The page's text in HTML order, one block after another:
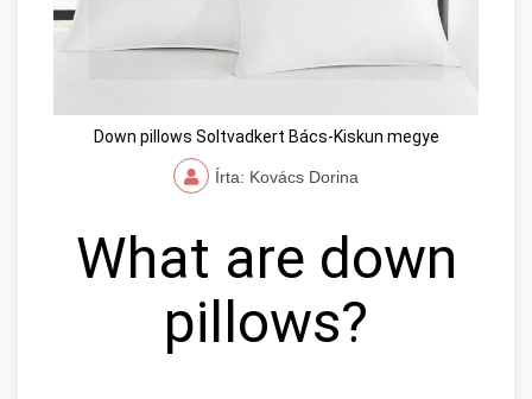
Down pillows Soltvadkert Bács-Kiskun megye
Írta: Kovács Dorina
What are down
pillows?